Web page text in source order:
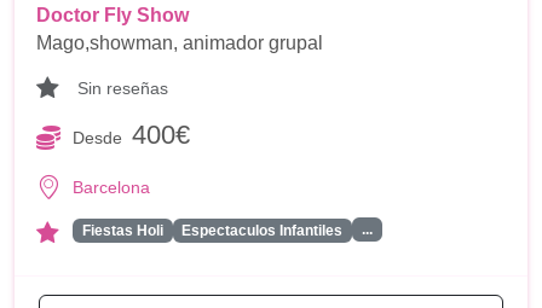
Doctor Fly Show
Mago,showman, animador grupal
Sin reseñas
Desde 400€
Barcelona
Fiestas Holi Espectaculos Infantiles ...